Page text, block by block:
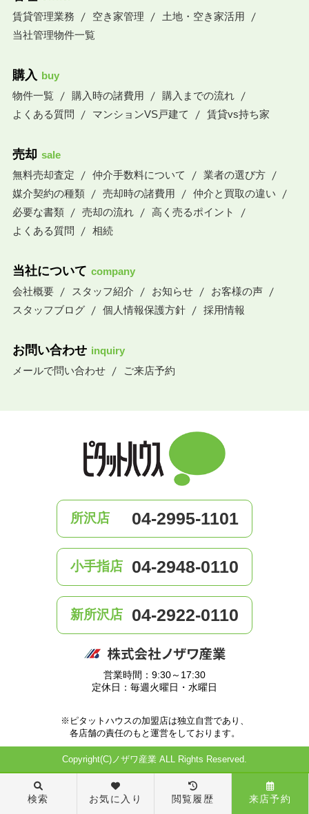
賃貸管理業務
空き家管理
土地・空き家活用
当社管理物件一覧
購入 buy
物件一覧
購入時の諸費用
購入までの流れ
よくある質問
マンションVS戸建て 賃貸vs持ち家
売却 sale
無料売却査定
仲介手数料について
業者の選び方
媒介契約の種類
売却時の諸費用
仲介と買取の違い
必要な書類
売却の流れ
高く売るポイント
よくある質問
相続
当社について company
会社概要
スタッフ紹介 お知らせ
お客様の声
スタッフブログ
個人情報保護方針 採用情報
お問い合わせ inquiry
メールで問い合わせ
ご来店予約
所沢店 04-2995-1101
小手指店 04-2948-0110
新所沢店 04-2922-0110
営業時間：9:30～17:30
定休日：毎週火曜日・水曜日
※ピタットハウスの加盟店は独立自営であり、
各店舗の責任のもと運営をしております。
Copyright(C)ノザワ産業 ALL Rights Reserved.
検索 お気に入り 閲覧履歴 来店予約